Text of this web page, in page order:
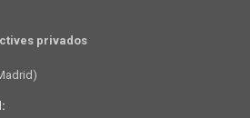
privados